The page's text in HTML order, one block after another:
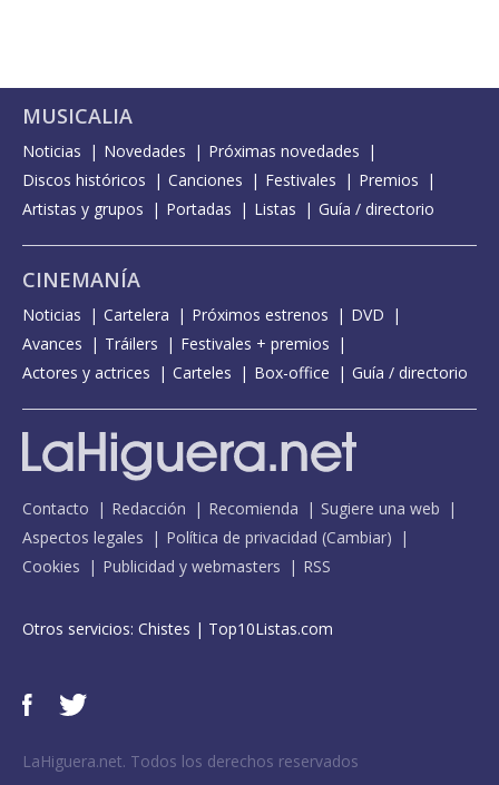
MUSICALIA
Noticias Novedades
Próximas novedades
Discos históricos
Canciones Festivales
Premios
Artistas y grupos
Portadas Listas Guía / directorio
CINEMANÍA
Noticias Cartelera Próximos estrenos
DVD
Avances
Tráilers
Festivales + premios
Actores y actrices
Carteles Box-office Guía / directorio
Contacto Redacción Recomienda
Sugiere una web
Aspectos legales
Política de privacidad (Cambiar)
Cookies
Publicidad y webmasters RSS
Otros servicios: Chistes | Top10Listas.com
LaHiguera.net. Todos los derechos reservados